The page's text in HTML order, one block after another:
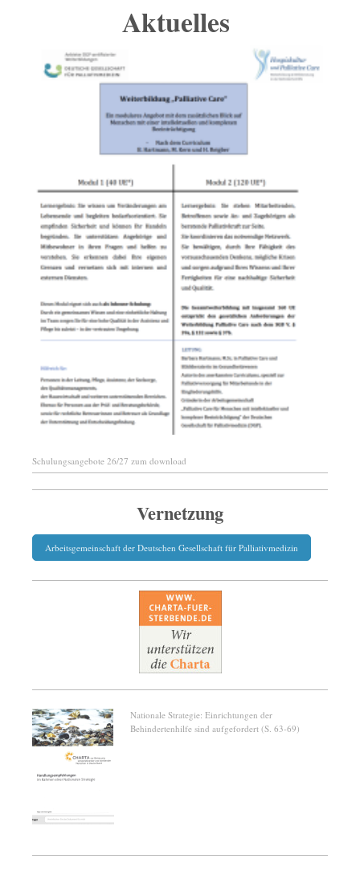
Aktuelles
Schulungsangebote 26/27 zum download
Vernetzung
Arbeitsgemeinschaft der Deutschen Gesellschaft für Palliativmedizin
Nationale Strategie: Einrichtungen der
Behindertenhilfe sind aufgefordert (S. 63-69)